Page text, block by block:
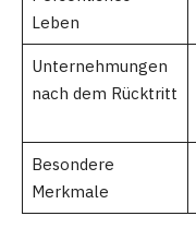
Leben
Unternehmungen
nach dem Rücktritt
Besondere
Merkmale